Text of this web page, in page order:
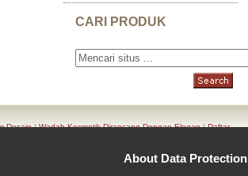
CARI PRODUK
Desain|Wadah Kosmetik Dirancang Dengan Elegan|Daftar
About Data Protection